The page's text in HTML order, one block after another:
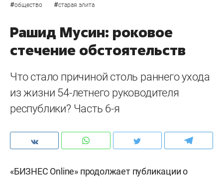
#общество #старая элита
Рашид Мусин: роковое
стечение обстоятельств
Что стало причиной столь раннего ухода
из жизни 54-летнего руководителя
республики? Часть 6-я
«БИЗНЕС Online» продолжает публикации о